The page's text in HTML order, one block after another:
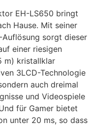
EH-LS650 bringt
Hause. Mit seiner
Auflösung sorgt dieser
einer riesigen
m) kristallklar
3LCD-Technologie
auch dreimal
und Videospiele
für Gamer bietet
unter 20 ms, so dass